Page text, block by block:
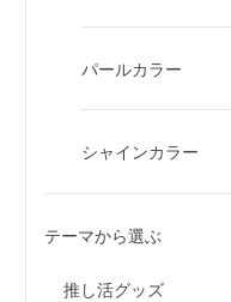
パールカラー
シャインカラー
テーマから選ぶ
推し活グッズ